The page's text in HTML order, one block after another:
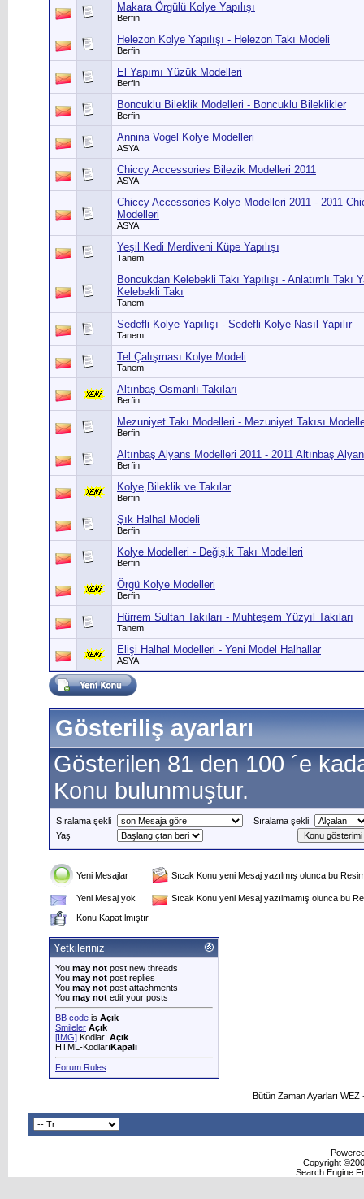
Makara Örgülü Kolye Yapılışı
Berfin
Helezon Kolye Yapılışı - Helezon Takı Modeli
Berfin
El Yapımı Yüzük Modelleri
Berfin
Boncuklu Bileklik Modelleri - Boncuklu Bileklikler
Berfin
Annina Vogel Kolye Modelleri
ASYA
Chiccy Accessories Bilezik Modelleri 2011
ASYA
Chiccy Accessories Kolye Modelleri 2011 - 2011
Modelleri
ASYA
Yeşil Kedi Merdiveni Küpe Yapılışı
Tanem
Boncukdan Kelebekli Takı Yapılışı - Anlatımlı Takı
Kelebekli Takı
Tanem
Sedefli Kolye Yapılışı - Sedefli Kolye Nasıl Yapılır
Tanem
Tel Çalışması Kolye Modeli
Tanem
Altınbaş Osmanlı Takıları
Berfin
Mezuniyet Takı Modelleri - Mezuniyet Takısı
Berfin
Altınbaş Alyans Modelleri 2011 - 2011 Altınbaş
Berfin
Kolye,Bileklik ve Takılar
Berfin
Şık Halhal Modeli
Berfin
Kolye Modelleri - Değişik Takı Modelleri
Berfin
Örgü Kolye Modelleri
Berfin
Hürrem Sultan Takıları - Muhteşem Yüzyıl Takıları
Tanem
Elişi Halhal Modelleri - Yeni Model Halhallar
ASYA
Gösteriliş ayarları
Gösterilen 81 den 100 ´e
Konu bulunmuştur.
Sıralama şekli
Sıralama şekli
Yaş
Yeni Mesajlar Sıcak Konu yeni Mesaj yazılmış olunca bu
Yeni Mesaj yok
Sıcak Konu yeni Mesaj yazılmamış olunca bu
Konu Kapatılmıştır
Yetkileriniz
You may not post new threads
You may not post replies
You may not post attachments
You may not edit your posts
BB code is Açık
Smileler Açık
[IMG] Kodları Açık
HTML-KodlarıKapalı
Forum Rules
Bütün Zaman Ayarları
Copyright
Search Engine